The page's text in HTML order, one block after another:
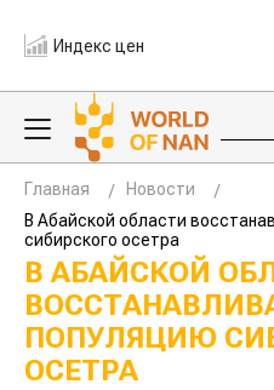
Индекс цен
Главная
Новости
В Абайской области
сибирского осетра
В АБАЙСКОЙ
ПОПУЛЯЦИЮ
ОСЕТРА